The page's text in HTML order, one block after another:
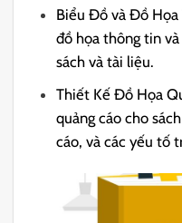
Biểu Đồ và Đồ Họa
đồ họa thông tin
sách và tài liệu.
Thiết Kế Đồ Họa
quảng cáo cho
cáo, và các yếu tố